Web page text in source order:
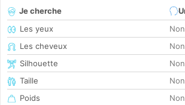
Je cherche
Les yeux
Les cheveux
Silhouette
Taille
Poids